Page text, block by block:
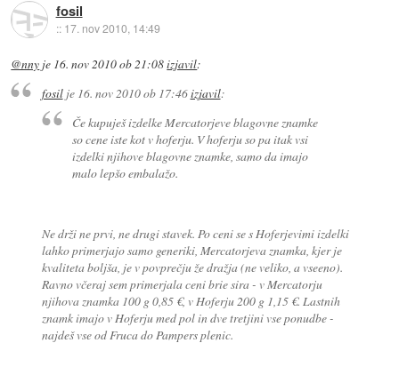
fosil
:: 17. nov 2010, 14:49
@nny je 16. nov 2010 ob 21:08izjavil:
fosilje 16. nov 2010 ob 17:46izjavil:
Če kupuješ izdelke Mercatorjeve blagovne znamke
so cene iste kot v hoferju. V hoferju so pa itak vsi
izdelki njihove blagovne znamke, samo da imajo
malo lepšo embalažo.
Ne drži ne prvi, ne drugi stavek. Po ceni se s Hoferjevimi izdelki
lahko primerjajo samo generiki, Mercatorjeva znamka, kjer je
kvaliteta boljša, je v povprečju že dražja (ne veliko, a vseeno).
Ravno včeraj sem primerjala ceni brie sira - v Mercatorju
njihova znamka 100 g 0,85 €, v Hoferju 200 g 1,15 €. Lastnih
znamk imajo v Hoferju med pol in dve tretjini vse ponudbe -
najdeš vse od Fruca do Pampers plenic.